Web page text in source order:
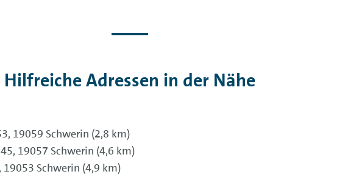
Hilfreiche Adressen in der Nähe
19059 Schwerin (2,8 km)
19057 Schwerin (4,6 km)
Schwerin (4,9 km)